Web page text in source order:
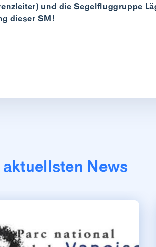
und die Segelfluggruppe
dieser SM!
aktuellsten News